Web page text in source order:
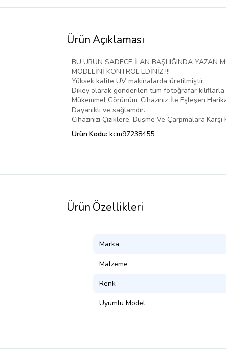
Ürün Açıklaması
BU ÜRÜN SADECE İLAN BAŞLIĞINDA YAZAN
MODELİNİ KONTROL EDİNİZ !!!
Yüksek kalite UV makinalarda üretilmiştir.
Dikey olarak gönderilen tüm fotoğrafar
Mükemmel Görünüm, Cihazınız İle Eşleşen
Dayanıklı ve sağlamdır.
Cihazınızı Çiziklere, Düşme Ve Çarpmalara
Ürün Kodu: kcm97238455
Ürün Özellikleri
Marka
Malzeme
Renk
Uyumlu Model